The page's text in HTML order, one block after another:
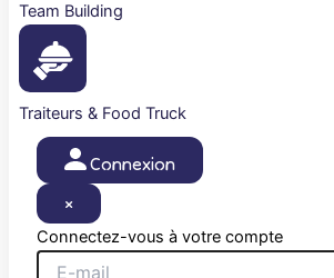
Team Building
Traiteurs & Food Truck
Connexion
×
Connectez-vous à votre compte